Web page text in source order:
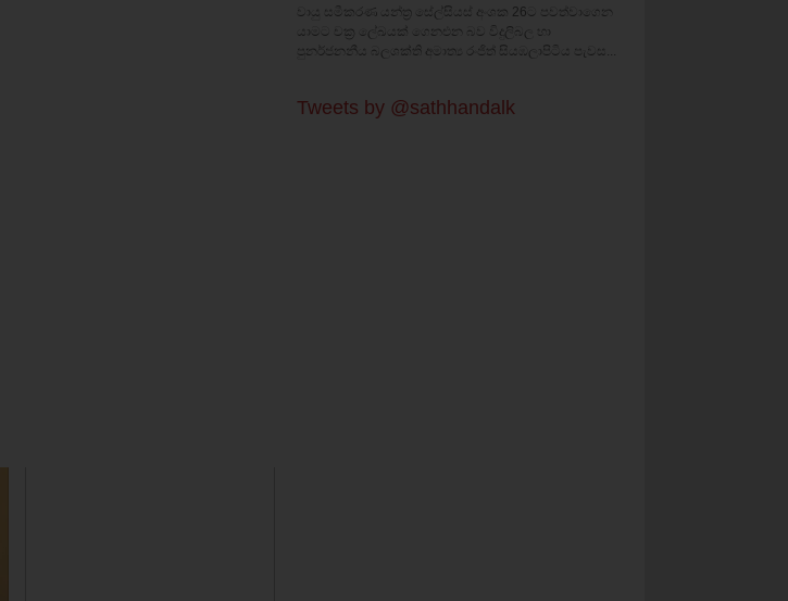
වායු සමීකරණ යන්ත්‍ර සේල්සියස් අංශක 26ට පවත්වාගෙන
යාමට චක්‍ර ලේඛයක් ගෙනඑන බව විදුලිබල හා
පුනර්ජනනීය බලශක්ති අමාත්‍ය රංජිත් සියඹලාපිටිය පැවස...
Tweets by @sathhandalk